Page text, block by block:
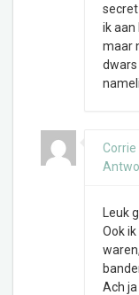
ik aan
maar
dwars
Corrie
Leuk
Ook
Ach ja